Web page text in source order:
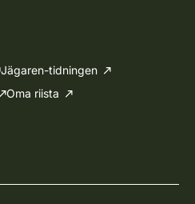
Jägaren-tidningen
Oma riista